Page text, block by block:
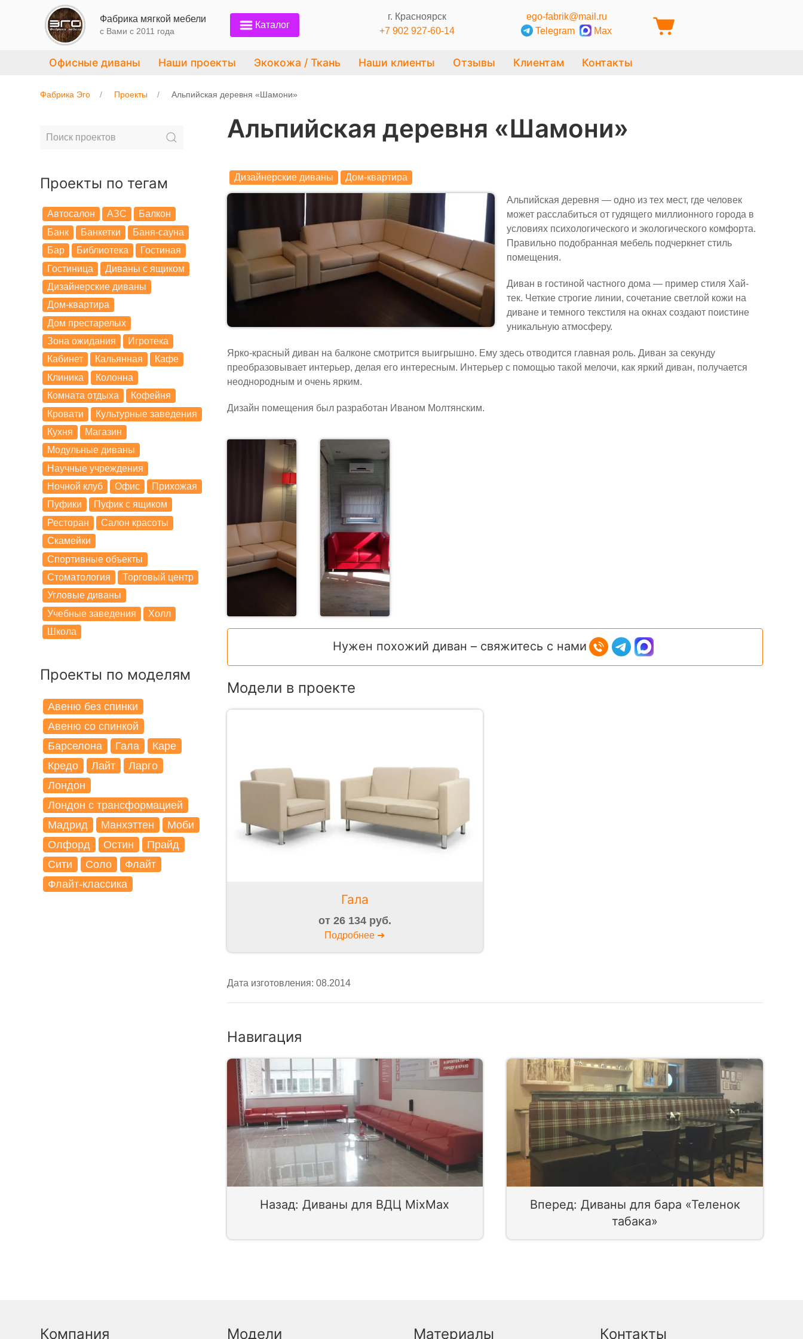
Фабрика мягкой мебели
с Вами c 2011 года
Каталог
г. Красноярск
+7 902 927-60-14
ego-fabrik@mail.ru
Telegram
Max
Офисные диваны Наши проекты Экокожа / Ткань Наши клиенты Отзывы Клиентам Контакты
Фабрика Эго Проекты Альпийская деревня «Шамони»
Проекты по тегам
Автосалон АЗС
Балкон
Банк
Банкетки
Баня-сауна
Бар
Библиотека
Гостиная
Гостиница
Диваны с ящиком
Дизайнерские диваны
Дом-квартира
Дом престарелых
Зона ожидания
Игротека
Кабинет
Кальянная
Кафе
Клиника
Колонна
Комната отдыха
Кофейня
Кровати
Культурные заведения
Кухня
Магазин
Модульные диваны
Научные учреждения
Ночной клуб
Офис
Прихожая
Пуфики
Пуфик с ящиком
Ресторан
Салон красоты
Скамейки
Спортивные объекты
Стоматология
Торговый центр
Угловые диваны
Учебные заведения
Холл
Школа
Проекты по моделям
Авеню без спинки
Авеню со спинкой
Барселона
Гала
Каре
Кредо
Лайт
Ларго
Лондон
Лондон с трансформацией
Мадрид
Манхэттен
Моби
Олфорд
Остин
Прайд
Сити
Соло
Флайт
Флайт-классика
Альпийская деревня «Шамони»
Дизайнерские диваны Дом-квартира
Альпийская деревня — одно из тех мест, где человек
может расслабиться от гудящего миллионного города в
условиях психологического и экологического комфорта.
Правильно подобранная мебель подчеркнет стиль
помещения.
Диван в гостиной частного дома — пример стиля Хай-
тек. Четкие строгие линии, сочетание светлой кожи на
диване и темного текстиля на окнах создают поистине
уникальную атмосферу.
Ярко-красный диван на балконе смотрится выигрышно. Ему здесь отводится главная роль. Диван за секунду
преобразовывает интерьер, делая его интересным. Интерьер с помощью такой мелочи, как яркий диван, получается
неоднородным и очень ярким.
Дизайн помещения был разработан Иваном Молтянским.
Нужен похожий диван – свяжитесь с нами
Модели в проекте
Гала
от 26 134 руб.
Подробнее ➜
Дата изготовления: 08.2014
Навигация
Назад: Диваны для ВДЦ MixMax
Вперед: Диваны для бара «Теленок
табака»
Компания Модели Материалы Контакты